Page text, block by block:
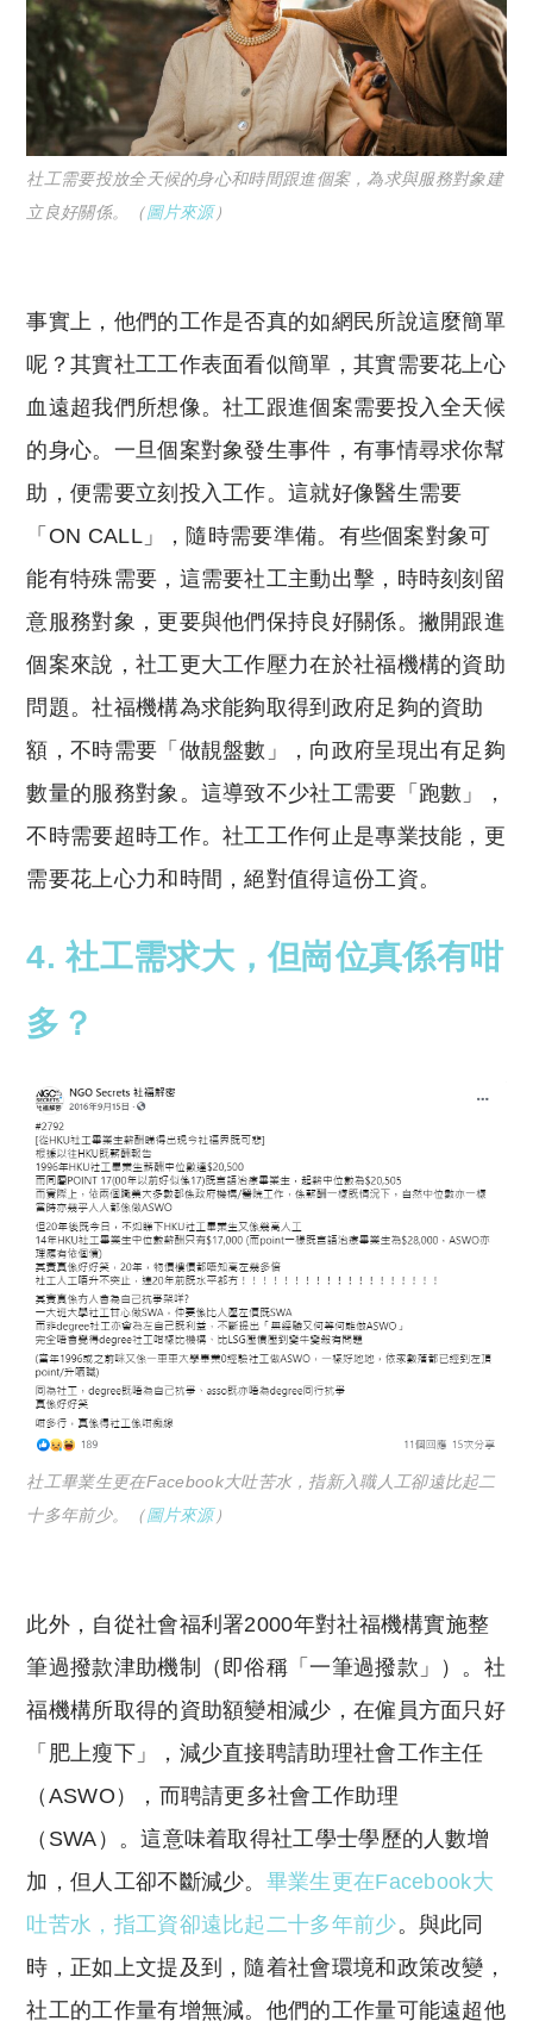
社工需要投放全天候的身心和時間跟進個案，為求與服務對象建
立良好關係。（圖片來源）
事實上，他們的工作是否真的如網民所說這麼簡單
呢？其實社工工作表面看似簡單，其實需要花上心
血遠超我們所想像。社工跟進個案需要投入全天候
的身心。一旦個案對象發生事件，有事情尋求你幫
助，便需要立刻投入工作。這就好像醫生需要
「ON CALL」，隨時需要準備。有些個案對象可
能有特殊需要，這需要社工主動出擊，時時刻刻留
意服務對象，更要與他們保持良好關係。撇開跟進
個案來說，社工更大工作壓力在於社福機構的資助
問題。社福機構為求能夠取得到政府足夠的資助
額，不時需要「做靚盤數」，向政府呈現出有足夠
數量的服務對象。這導致不少社工需要「跑數」，
不時需要超時工作。社工工作何止是專業技能，更
需要花上心力和時間，絕對值得這份工資。
4. 社工需求大，但崗位真係有咁
多？
社工畢業生更在Facebook大吐苦水，指新入職人工卻遠比起二
十多年前少。（圖片來源）
此外，自從社會福利署2000年對社福機構實施整
筆過撥款津助機制（即俗稱「一筆過撥款」）。社
福機構所取得的資助額變相減少，在僱員方面只好
「肥上瘦下」，減少直接聘請助理社會工作主任
（ASWO），而聘請更多社會工作助理
（SWA）。這意味着取得社工學士學歷的人數增
加，但人工卻不斷減少。 畢業生更在Facebook大
吐苦水，指工資卻遠比起二十多年前少。與此同
時，正如上文提及到，隨着社會環境和政策改變，
社工的工作量有增無減。他們的工作量可能遠超他